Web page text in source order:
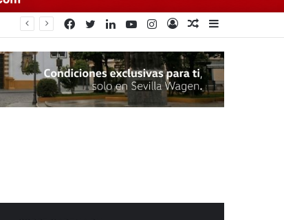
Barra
Publicación
azar
Acceso
Instagram
YouTube
LinkedIn
Twitter
Facebook